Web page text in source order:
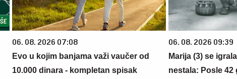
06. 08. 2026 07:08
Evo u kojim banjama važi vaučer od
10.000 dinara - kompletan spisak
06. 08. 2026 09:39
Marija (3) se
nestala: Posle 42